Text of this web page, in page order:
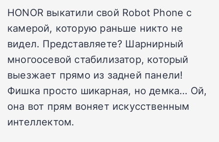
HONOR выкатили свой Robot Phone с
камерой, которую раньше никто не
видел. Представляете? Шарнирный
многоосевой стабилизатор, который
выезжает прямо из задней панели!
Фишка просто шикарная, но демка… Ой,
она вот прям воняет искусственным
интеллектом.